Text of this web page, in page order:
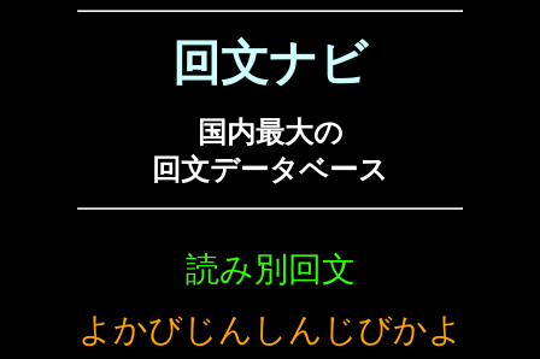
回文ナビ
国内最大の
回文データベース
読み別回文
よかびじんしんじびかよ